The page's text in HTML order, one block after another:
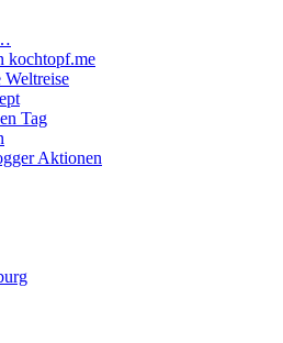
kochtopf.me
Tag
Aktionen